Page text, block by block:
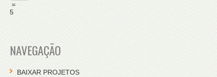
=
5
NAVEGAÇÃO
BAIXAR PROJETOS